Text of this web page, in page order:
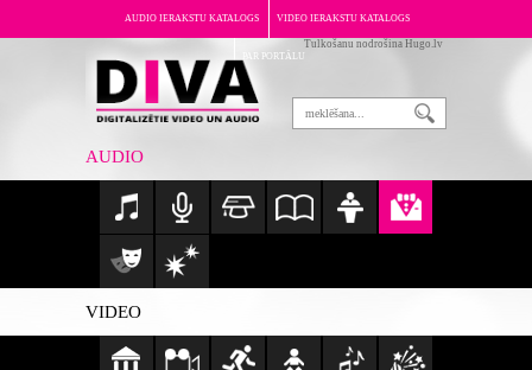
AUDIO IERAKSTU KATALOGS VIDEO IERAKSTU KATALOGS
PAR PORTĀLU
Tulkošanu nodrošina Hugo.lv
AUDIO
VIDEO